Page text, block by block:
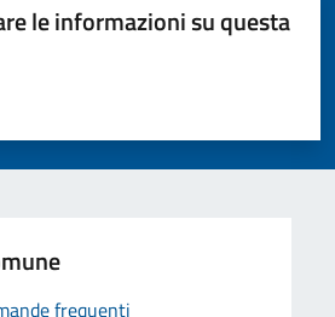
le informazioni su questa
5 stelle su 5
su 5
su 5
frequenti